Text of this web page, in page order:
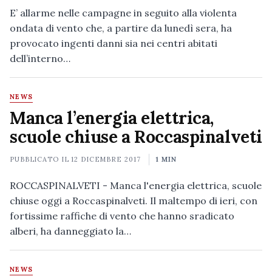
E’ allarme nelle campagne in seguito alla violenta
ondata di vento che, a partire da lunedì sera, ha
provocato ingenti danni sia nei centri abitati
dell’interno…
NEWS
Manca l’energia elettrica,
scuole chiuse a Roccaspinalveti
PUBBLICATO IL12 DICEMBRE 2017 1 MIN
ROCCASPINALVETI - Manca l'energia elettrica, scuole
chiuse oggi a Roccaspinalveti. Il maltempo di ieri, con
fortissime raffiche di vento che hanno sradicato
alberi, ha danneggiato la…
NEWS